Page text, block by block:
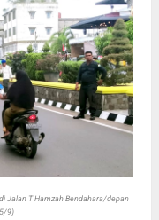
Jalan T Hamzah Bendahara/depan
9)